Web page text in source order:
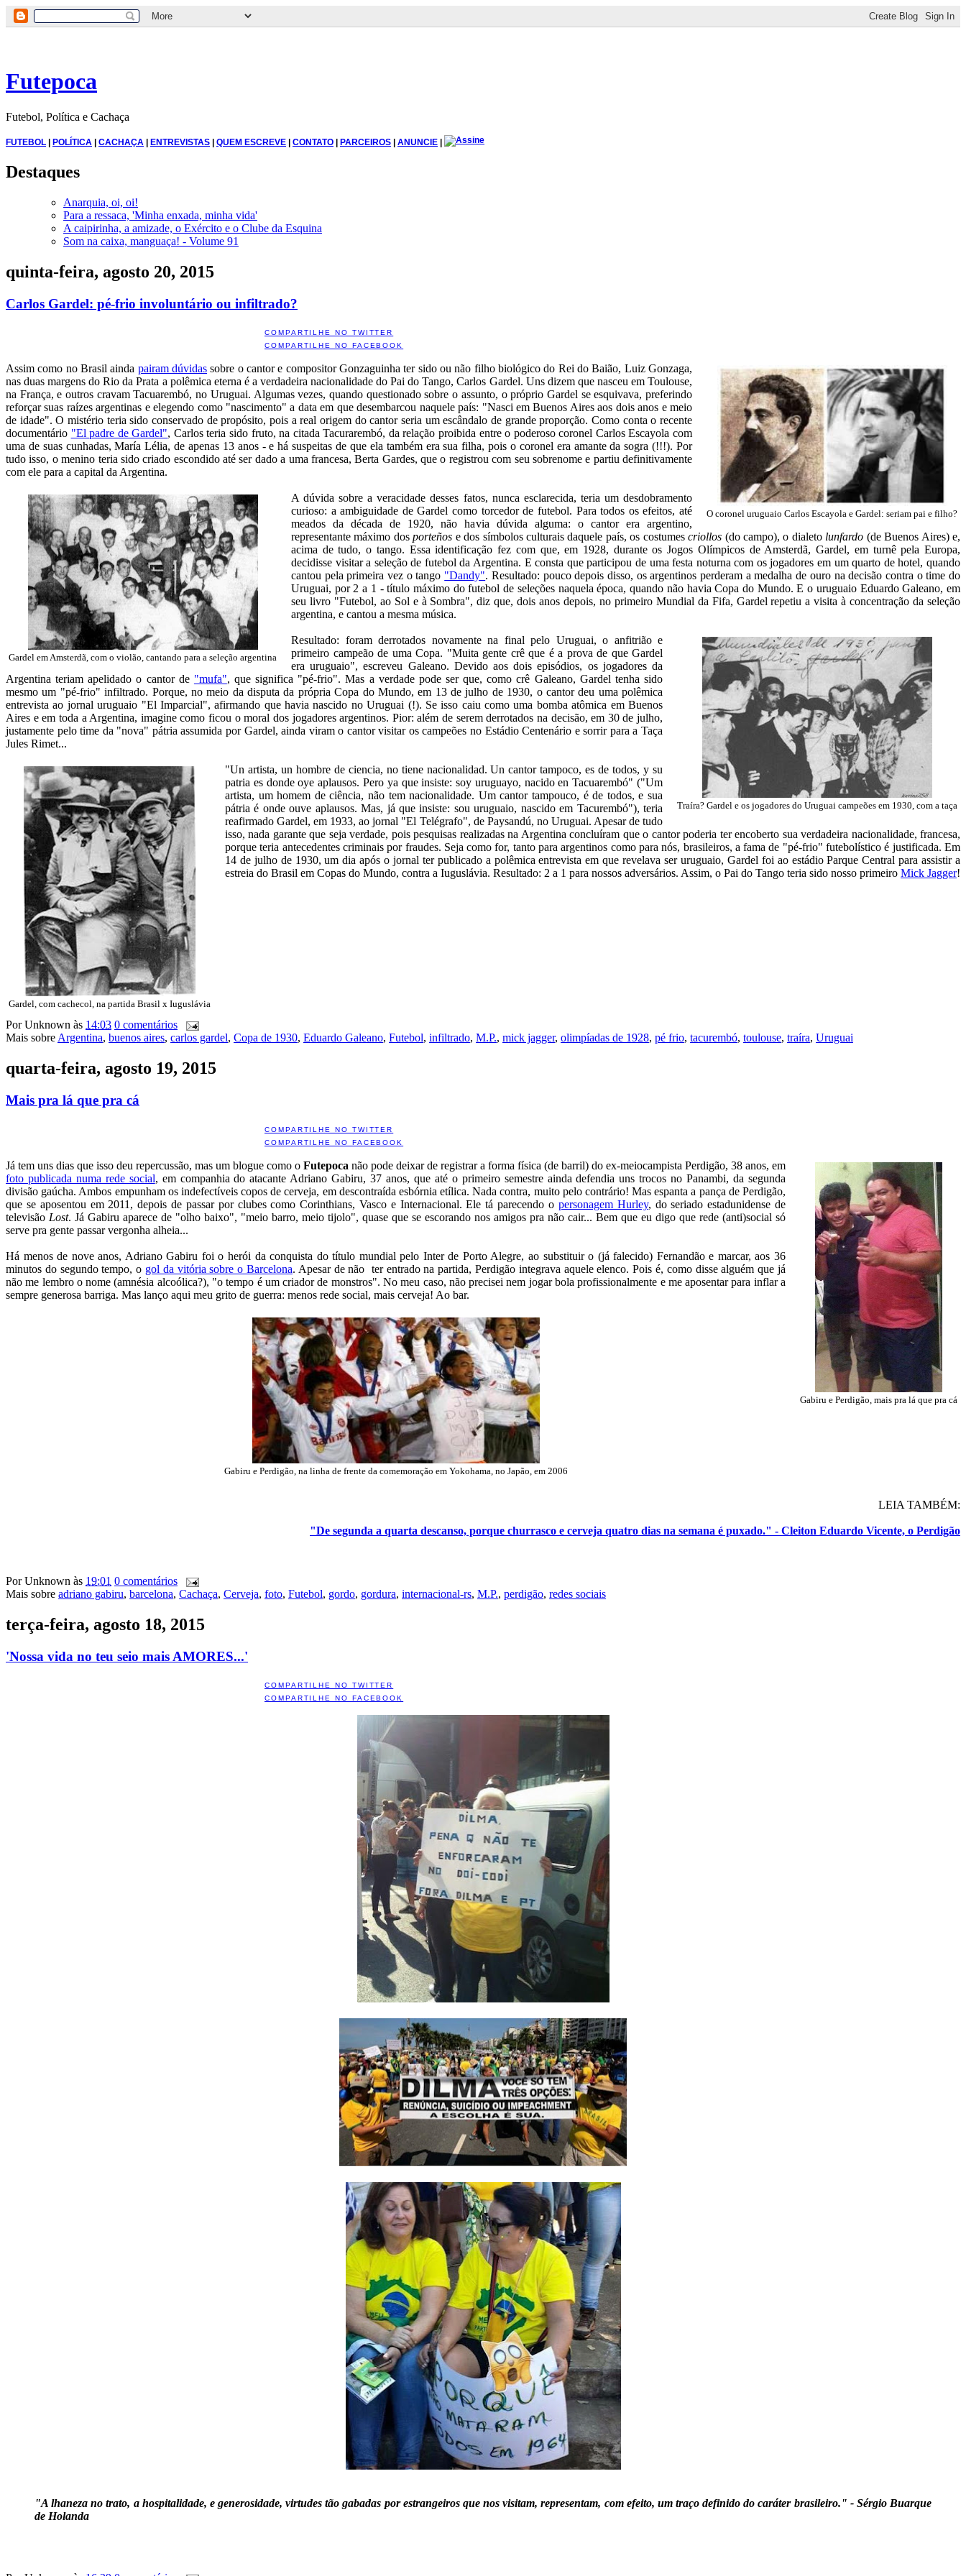
Futepoca
Futebol, Política e Cachaça
FUTEBOL | POLÍTICA | CACHAÇA | ENTREVISTAS | QUEM ESCREVE | CONTATO | PARCEIROS | ANUNCIE |
Destaques
Anarquia, oi, oi!
Para a ressaca, 'Minha enxada, minha vida'
A caipirinha, a amizade, o Exército e o Clube da Esquina
Som na caixa, manguaça! - Volume 91
quinta-feira, agosto 20, 2015
Carlos Gardel: pé-frio involuntário ou infiltrado?
COMPARTILHE NO TWITTER
COMPARTILHE NO FACEBOOK
O coronel uruguaio Carlos Escayola e Gardel: seriam pai e filho?
Assim como no Brasil ainda pairam dúvidas sobre o cantor e compositor Gonzaguinha ter sido ou não filho biológico do Rei do Baião, Luiz Gonzaga,
nas duas margens do Rio da Prata a polêmica eterna é a verdadeira nacionalidade do Pai do Tango, Carlos Gardel. Uns dizem que nasceu em Toulouse,
na França, e outros cravam Tacuarembó, no Uruguai. Algumas vezes, quando questionado sobre o assunto, o próprio Gardel se esquivava, preferindo
reforçar suas raízes argentinas e elegendo como "nascimento" a data em que desembarcou naquele país: "Nasci em Buenos Aires aos dois anos e meio
de idade". O mistério teria sido conservado de propósito, pois a real origem do cantor seria um escândalo de grande proporção. Como conta o recente
documentário "El padre de Gardel", Carlos teria sido fruto, na citada Tacurarembó, da relação proibida entre o poderoso coronel Carlos Escayola com
uma de suas cunhadas, María Lélia, de apenas 13 anos - e há suspeitas de que ela também era sua filha, pois o coronel era amante da sogra (!!!). Por
tudo isso, o menino teria sido criado escondido até ser dado a uma francesa, Berta Gardes, que o registrou com seu sobrenome e partiu definitivamente
com ele para a capital da Argentina.
Gardel em Amsterdã, com o violão, cantando para a seleção argentina
A dúvida sobre a veracidade desses fatos, nunca esclarecida, teria um desdobramento
curioso: a ambiguidade de Gardel como torcedor de futebol. Para todos os efeitos, até
meados da década de 1920, não havia dúvida alguma: o cantor era argentino,
representante máximo dosporteños e dos símbolos culturais daquele país, os costumescriollos (do campo), o dialeto lunfardo (de Buenos Aires) e,
acima de tudo, o tango. Essa identificação fez com que, em 1928, durante os Jogos Olímpicos de Amsterdã, Gardel, em turnê pela Europa,
decidisse visitar a seleção de futebol da Argentina. E consta que participou de uma festa noturna com os jogadores em um quarto de hotel, quando
cantou pela primeira vez o tango "Dandy". Resultado: pouco depois disso, os argentinos perderam a medalha de ouro na decisão contra o time do
Uruguai, por 2 a 1 - título máximo do futebol de seleções naquela época, quando não havia Copa do Mundo. E o uruguaio Eduardo Galeano, em
seu livro "Futebol, ao Sol e à Sombra", diz que, dois anos depois, no primeiro Mundial da Fifa, Gardel repetiu a visita à concentração da seleção
argentina, e cantou a mesma música.
Traíra? Gardel e os jogadores do Uruguai campeões em 1930, com a taça
Resultado: foram derrotados novamente na final pelo Uruguai, o anfitrião e
primeiro campeão de uma Copa. "Muita gente crê que é a prova de que Gardel
era uruguaio", escreveu Galeano. Devido aos dois episódios, os jogadores da
Argentina teriam apelidado o cantor de "mufa", que significa "pé-frio". Mas a verdade pode ser que, como crê Galeano, Gardel tenha sido
mesmo um "pé-frio" infiltrado. Porque, no meio da disputa da própria Copa do Mundo, em 13 de julho de 1930, o cantor deu uma polêmica
entrevista ao jornal uruguaio "El Imparcial", afirmando que havia nascido no Uruguai (!). Se isso caiu como uma bomba atômica em Buenos
Aires e em toda a Argentina, imagine como ficou o moral dos jogadores argentinos. Pior: além de serem derrotados na decisão, em 30 de julho,
justamente pelo time da "nova" pátria assumida por Gardel, ainda viram o cantor visitar os campeões no Estádio Centenário e sorrir para a Taça
Jules Rimet...
Gardel, com cachecol, na partida Brasil x Iuguslávia
"Un artista, un hombre de ciencia, no tiene nacionalidad. Un cantor tampoco, es de todos, y su
patria es donde oye aplausos. Pero ya que insiste: soy uruguayo, nacido en Tacuarembó" ("Um
artista, um homem de ciência, não tem nacionalidade. Um cantor tampouco, é de todos, e sua
pátria é onde ouve aplausos. Mas, já que insiste: sou uruguaio, nascido em Tacurembó"), teria
reafirmado Gardel, em 1933, ao jornal "El Telégrafo", de Paysandú, no Uruguai. Apesar de tudo
isso, nada garante que seja verdade, pois pesquisas realizadas na Argentina concluíram que o cantor poderia ter encoberto sua verdadeira nacionalidade, francesa,
porque teria antecedentes criminais por fraudes. Seja como for, tanto para argentinos como para nós, brasileiros, a fama de "pé-frio" futebolístico é justificada. Em
14 de julho de 1930, um dia após o jornal ter publicado a polêmica entrevista em que revelava ser uruguaio, Gardel foi ao estádio Parque Central para assistir a
estreia do Brasil em Copas do Mundo, contra a Iuguslávia. Resultado: 2 a 1 para nossos adversários. Assim, o Pai do Tango teria sido nosso primeiro Mick Jagger!
PorUnknown às 14:03 0 comentários
Mais sobre Argentina, buenos aires, carlos gardel, Copa de 1930, Eduardo Galeano, Futebol, infiltrado, M.P., mick jagger, olimpíadas de 1928, pé frio, tacurembó, toulouse, traíra, Uruguai
quarta-feira, agosto 19, 2015
Mais pra lá que pra cá
COMPARTILHE NO TWITTER
COMPARTILHE NO FACEBOOK
Gabiru e Perdigão, mais pra lá que pra cá
Já tem uns dias que isso deu repercussão, mas um blogue como o Futepoca não pode deixar de registrar a forma física (de barril) do ex-meiocampista Perdigão, 38 anos, em
foto publicada numa rede social, em companhia do atacante Adriano Gabiru, 37 anos, que até o primeiro semestre ainda defendia uns trocos no Panambi, da segunda
divisão gaúcha. Ambos empunham os indefectíveis copos de cerveja, em descontraída esbórnia etílica. Nada contra, muito pelo contrário! Mas espanta a pança de Perdigão,
que se aposentou em 2011, depois de passar por clubes como Corinthians, Vasco e Internacional. Ele tá parecendo o personagem Hurley, do seriado estadunidense de
televisão Lost. Já Gabiru aparece de "olho baixo", "meio barro, meio tijolo", quase que se escorando nos amigos pra não cair... Bem que eu digo que rede (anti)social só
serve pra gente passar vergonha alheia...
Há menos de nove anos, Adriano Gabiru foi o herói da conquista do título mundial pelo Inter de Porto Alegre, ao substituir o (já falecido) Fernandão e marcar, aos 36
minutos do segundo tempo, o gol da vitória sobre o Barcelona. Apesar de não ter entrado na partida, Perdigão integrava aquele elenco. Pois é, como disse alguém que já
não me lembro o nome (amnésia alcoólica?), "o tempo é um criador de monstros". No meu caso, não precisei nem jogar bola profissionalmente e me aposentar para inflar a
sempre generosa barriga. Mas lanço aqui meu grito de guerra: menos rede social, mais cerveja! Ao bar.
Gabiru e Perdigão, na linha de frente da comemoração em Yokohama, no Japão, em 2006
LEIA TAMBÉM:
"De segunda a quarta descanso, porque churrasco e cerveja quatro dias na semana é puxado." - Cleiton Eduardo Vicente, o Perdigão
PorUnknown às 19:01 0 comentários
Mais sobre adriano gabiru, barcelona, Cachaça, Cerveja, foto, Futebol, gordo, gordura, internacional-rs, M.P., perdigão, redes sociais
terça-feira, agosto 18, 2015
'Nossa vida no teu seio mais AMORES...'
COMPARTILHE NO TWITTER
COMPARTILHE NO FACEBOOK
"A lhaneza no trato, a hospitalidade, e generosidade, virtudes tão gabadas por estrangeiros que nos visitam, representam, com efeito, um traço definido do caráter brasileiro." - Sérgio Buarque
de Holanda